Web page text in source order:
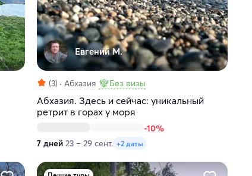
Евгений М.
(3) Абхазия Без визы
Абхазия. Здесь и сейчас: уникальный
ретрит в горах у моря
-10%
7 дней 23 – 29 сент. +2 даты